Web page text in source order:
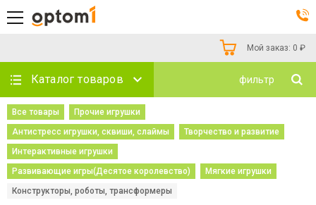
Мой заказ: 0 ₽
Каталог товаров фильтр
Все товары
Прочие игрушки
Антистресс игрушки, сквиши, слаймы
Творчество и развитие
Интерактивные игрушки
Развивающие игры(Десятое королевство)
Мягкие игрушки
Конструкторы, роботы, трансформеры